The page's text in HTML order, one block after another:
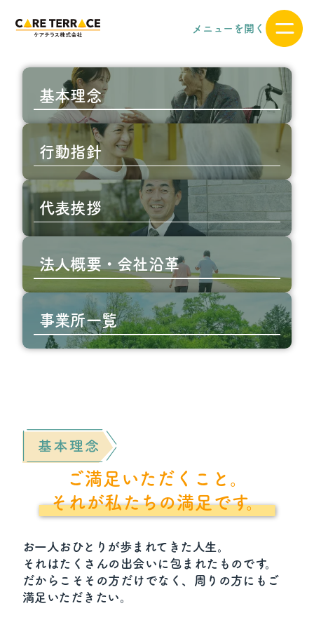
メニューを開く
基本理念
行動指針
代表挨拶
法人概要・会社沿革
事業所一覧
ご満足いただくこと。
それが私たちの満足です。
お一人おひとりが歩まれてきた人生。
それはたくさんの出会いに包まれたものです。
だからこそその方だけでなく、周りの方にもご
満足いただきたい。